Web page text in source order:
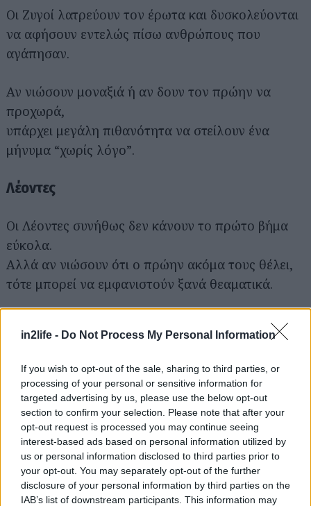
in2life - Do Not Process My Personal Information
If you wish to opt-out of the sale, sharing to third parties, or
processing of your personal or sensitive information for
targeted advertising by us, please use the below opt-out
section to confirm your selection. Please note that after your
opt-out request is processed you may continue seeing
interest-based ads based on personal information utilized by
us or personal information disclosed to third parties prior to
your opt-out. You may separately opt-out of the further
disclosure of your personal information by third parties on the
IAB’s list of downstream participants. This information may
Οι Ζυγοί λατρεύουν τον έρωτα και δυσκολεύονται
να αφήσουν εντελώς πίσω ανθρώπους που
αγάπησαν.
Αν νιώσουν μοναξιά ή αν δουν τον πρώην να
προχωρά,
υπάρχει μεγάλη πιθανότητα να στείλουν ένα
μήνυμα “χωρίς λόγο”.
Λέοντες
Οι Λέοντες συνήθως δεν κάνουν το πρώτο βήμα
εύκολα.
Αλλά αν νιώσουν ότι ο πρώην ακόμα τους θέλει,
τότε μπορεί να εμφανιστούν ξανά θεαματικά.
ξέχασες ποτέ.
Και κάπως έτσι,
κάθε καλοκαίρι γεμίζει με επιστροφές,
late night μηνύματα,
story που “τυχαία” ανεβαίνουν για συγκεκριμένα
μάτια
και ανθρώπους που ορκίστηκαν ότι δεν θα
ξαναστείλουν ποτέ.